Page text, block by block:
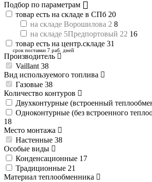
Подбор по параметрам
товар есть на складе в СПб 20
на складе Ворошилова 2 8
на складе 5Предпортовый 22 16
товар есть на центр.складе 31
срок поставки 7 раб. дней
Производитель
Vaillant 38
Вид используемого топлива
Газовые 38
Количество контуров
Двухконтурные (встроенный
Одноконтурные (без встроенного
18
Место монтажа
Настенные 38
Особые виды
Конденсационные 17
Традиционные 21
Материал теплообменника